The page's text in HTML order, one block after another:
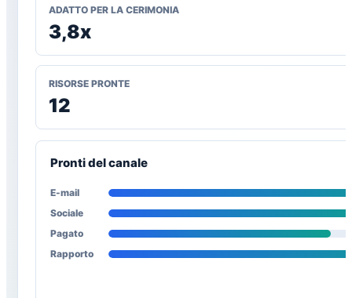
ADATTO PER LA CERIMONIA
3,8x
RISORSE PRONTE
12
Pronti del canale
E-mail
Sociale
Pagato
Rapporto